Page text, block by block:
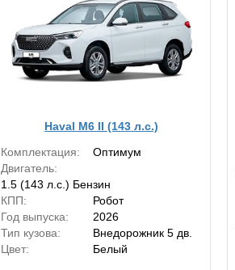
Haval M6 II (143 л.с.)
Комплектация:
Оптимум
Двигатель:
1.5 (143 л.с.) Бензин
КПП:
Робот
Год выпуска:
2026
Тип кузова:
Внедорожник 5 дв.
Цвет:
Белый